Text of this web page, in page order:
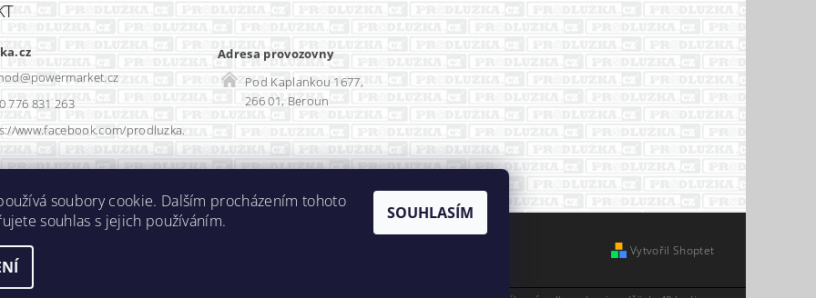
@powermarket.cz
776 831 263
www.facebook.com/prodluzka.
Adresa provozovny
Pod Kaplankou 1677,
266 01, Beroun
Vytvořil Shoptet
soubory cookie. Dalším procházením tohoto
souhlas s jejich používáním.
SOUHLASÍM